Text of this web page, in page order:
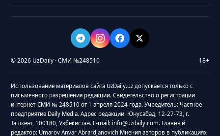
© 2026 UzDaily · СМИ №248510 18+
Использование материалов сайта UzDaily.uz допускается только с
письменного разрешения редакции. Свидетельство о регистрации
интернет-СМИ № 248510 от 1 апреля 2024 года. Учредитель: Частное
предприятие Daily Media. Адрес редакции: Юнусабад, 12-27-73, г.
Ташкент, 100180, Узбекистан. E-mail: info@uzdaily.com. Главный
редактор: Umarov Anvar Abrardjanovich Мнения авторов в публикациях